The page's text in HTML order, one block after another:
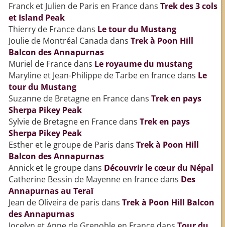
Franck et Julien de Paris en Francedans Trek des 3 cols
et Island Peak
Thierry de Francedans Le tour du Mustang
Joulie de Montréal Canada dans Trek à Poon Hill
Balcon des Annapurnas
Muriel de Francedans Le royaume du mustang
Maryline et Jean-Philippe de Tarbe en francedans Le
tour du Mustang
Suzanne de Bretagne en Francedans Trek en pays
Sherpa Pikey Peak
Sylvie de Bretagne en Francedans Trek en pays
Sherpa Pikey Peak
Esther et le groupe de Paris dans Trek à Poon Hill
Balcon des Annapurnas
Annick et le groupedans Découvrir le cœur du Népal
Catherine Bessin de Mayenne en francedans Des
Annapurnas au Teraï
Jean de Oliveira de paris dans Trek à Poon Hill Balcon
des Annapurnas